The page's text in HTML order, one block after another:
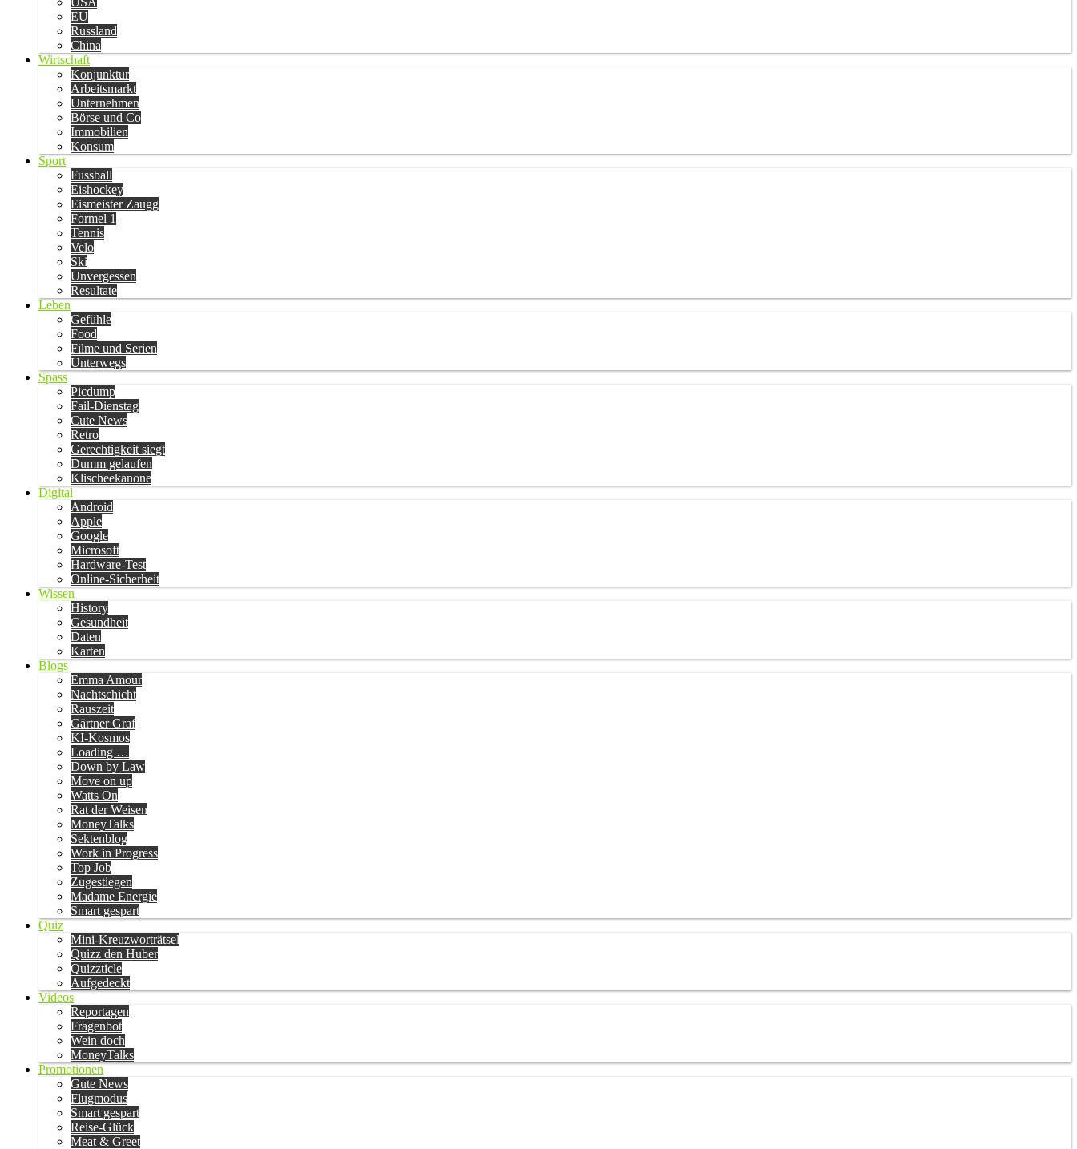
EU
Russland
China
Wirtschaft
Konjunktur
Arbeitsmarkt
Unternehmen
Börse und Co
Immobilien
Konsum
Sport
Fussball
Eishockey
Eismeister Zaugg
Formel 1
Tennis
Velo
Ski
Unvergessen
Resultate
Leben
Gefühle
Food
Filme und Serien
Unterwegs
Spass
Picdump
Fail-Dienstag
Cute News
Retro
Gerechtigkeit siegt
Dumm gelaufen
Klischeekanone
Digital
Android
Apple
Google
Microsoft
Hardware-Test
Online-Sicherheit
Wissen
History
Gesundheit
Daten
Karten
Blogs
Emma Amour
Nachtschicht
Rauszeit
Gärtner Graf
KI-Kosmos
Loading …
Down by Law
Move on up
Watts On
Rat der Weisen
MoneyTalks
Sektenblog
Work in Progress
Top Job
Zugestiegen
Madame Energie
Smart gespart
Quiz
Mini-Kreuzworträtsel
Quizz den Huber
Quizzticle
Aufgedeckt
Videos
Reportagen
Fragenbot
Wein doch
MoneyTalks
Promotionen
Gute News
Flugmodus
Smart gespart
Reise-Glück
Meat & Greet